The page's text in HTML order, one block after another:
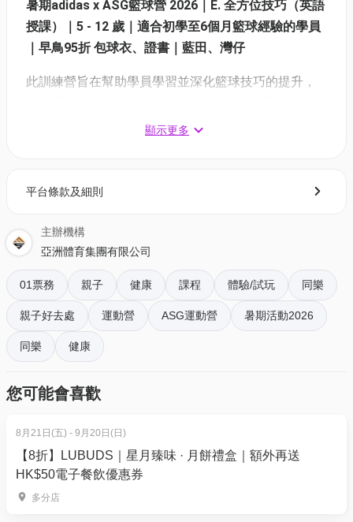
暑期adidas x ASG籃球營 2026｜E. 全方位技巧（英語
授課）｜5 - 12 歲｜適合初學至6個月籃球經驗的學員
｜早鳥95折 包球⾐、證書｜藍田、灣仔
此訓練營旨在幫助學員學習並深化籃球技巧的提升，
暑期adidas x ASG籃球營 2026 (全方位技巧)
1. 適合5-7歲 | 初中階程度 | 適合初學至6個月籃球經驗
的學員
時間 : 7月27-31日 13:00-15:00
場地 : 香港諾德安達國際學校 小學校園
【01空間獨家報名優惠】
正價95折 7月1日至7月20日 - $2090 | 原價$2200
2. 適合8-10歲 | 初中階程度 | 適合初學至6個月籃球經
驗的學員
顯示更多
平台條款及細則
主辦機構
亞洲體育集團有限公司
01票務 親子 健康 課程 體驗/試玩 同樂
親子好去處 運動營 ASG運動營 暑期活動2026
同樂 健康
您可能會喜歡
8月21日(五) - 9月20日(日)
【8折】LUBUDS｜星月臻味 · 月餅禮盒｜額外再送
HK$50電子餐飲優惠券
多分店